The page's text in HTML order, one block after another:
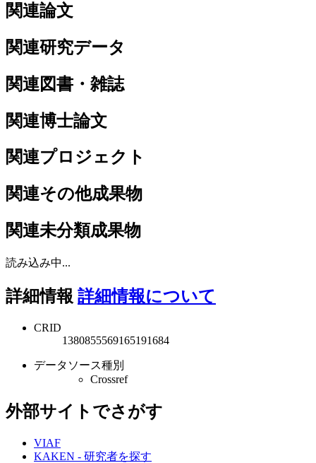
関連論文
関連研究データ
関連図書・雑誌
関連博士論文
関連プロジェクト
関連その他成果物
関連未分類成果物
読み込み中...
詳細情報 詳細情報について
CRID
1380855569165191684
データソース種別
Crossref
外部サイトでさがす
VIAF
KAKEN - 研究者を探す